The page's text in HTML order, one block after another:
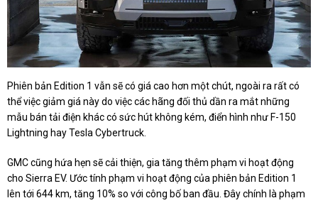
Phiên bản Edition 1 vẫn sẽ có giá cao hơn một chút, ngoài ra rất có
thể việc giảm giá này do việc các hãng đối thủ dần ra mắt những
mẫu bán tải điện khác có sức hút không kém, điển hình như F-150
Lightning hay Tesla Cybertruck.
GMC cũng hứa hẹn sẽ cải thiện, gia tăng thêm phạm vi hoạt động
cho Sierra EV. Ước tính phạm vi hoạt động của phiên bản Edition 1
lên tới 644 km, tăng 10% so với công bố ban đầu. Đây chính là phạm